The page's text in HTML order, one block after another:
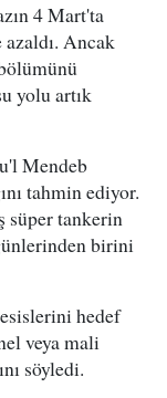
4 Mart'ta
Ancak
yolu artık
Mendeb
tahmin ediyor.
süper tankerin
birini
hedef
veya mali
söyledi.